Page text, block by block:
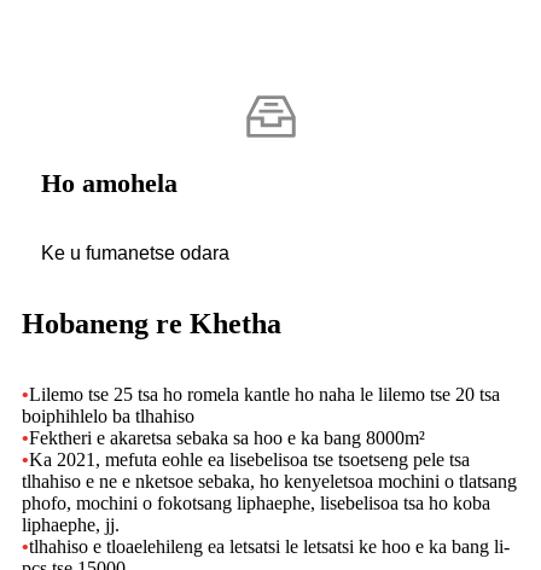
Ho amohela
Ke u fumanetse odara
Hobaneng re Khetha
•Lilemo tse 25 tsa ho romela kantle ho naha le lilemo tse 20 tsa
boiphihlelo ba tlhahiso
•Fektheri e akaretsa sebaka sa hoo e ka bang 8000m²
•Ka 2021, mefuta eohle ea lisebelisoa tse tsoetseng pele tsa
tlhahiso e ne e nketsoe sebaka, ho kenyeletsoa mochini o tlatsang
phofo, mochini o fokotsang liphaephe, lisebelisoa tsa ho koba
liphaephe, jj.
•tlhahiso e tloaelehileng ea letsatsi le letsatsi ke hoo e ka bang li-